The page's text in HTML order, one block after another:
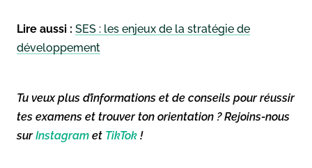
Lire aussi : SES : les enjeux de la stratégie de
développement
Tu veux plus d’informations et de conseils pour réussir
tes examens et trouver ton orientation ? Rejoins-nous
surInstagram et TikTok !